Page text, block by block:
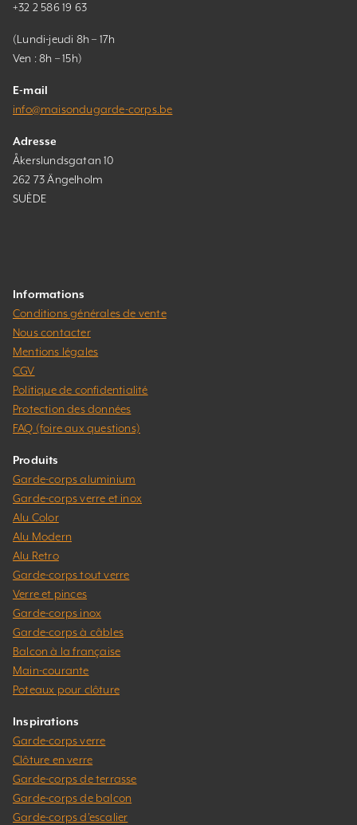
+32 2 586 19 63
(Lundi-jeudi 8h – 17h
Ven : 8h – 15h)
E-mail
info@maisondugarde-corps.be
Adresse
Åkerslundsgatan 10
262 73 Ängelholm
SUÈDE
Informations
Conditions générales de vente
Nous contacter
Mentions légales
CGV
Politique de confidentialité
Protection des données
FAQ (foire aux questions)
Produits
Garde-corps aluminium
Garde-corps verre et inox
Alu Color
Alu Modern
Alu Retro
Garde-corps tout verre
Verre et pinces
Garde-corps inox
Garde-corps à câbles
Balcon à la française
Main-courante
Poteaux pour clôture
Inspirations
Garde-corps verre
Clôture en verre
Garde-corps de terrasse
Garde-corps de balcon
Garde-corps d’escalier